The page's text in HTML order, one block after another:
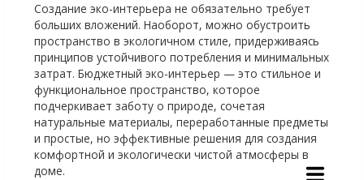
Создание эко-интерьера не обязательно требует
больших вложений. Наоборот, можно обустроить
пространство в экологичном стиле, придерживаясь
принципов устойчивого потребления и минимальных
затрат. Бюджетный эко-интерьер — это стильное и
функциональное пространство, которое
подчеркивает заботу о природе, сочетая
натуральные материалы, переработанные предметы
и простые, но эффективные решения для создания
комфортной и экологически чистой атмосферы в
доме.